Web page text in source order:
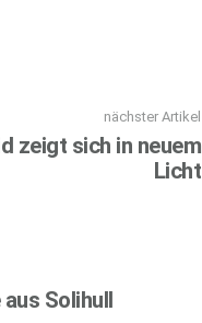
nächster Artikel
zeigt sich in neuem
Licht
Solihull